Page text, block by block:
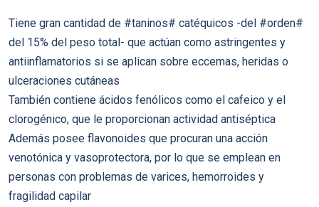
Tiene gran cantidad de #taninos# catéquicos -del #orden#
del 15% del peso total- que actúan como astringentes y
antiinflamatorios si se aplican sobre eccemas, heridas o
ulceraciones cutáneas
También contiene ácidos fenólicos como el cafeico y el
clorogénico, que le proporcionan actividad antiséptica
Además posee flavonoides que procuran una acción
venotónica y vasoprotectora, por lo que se emplean en
personas con problemas de varices, hemorroides y
fragilidad capilar